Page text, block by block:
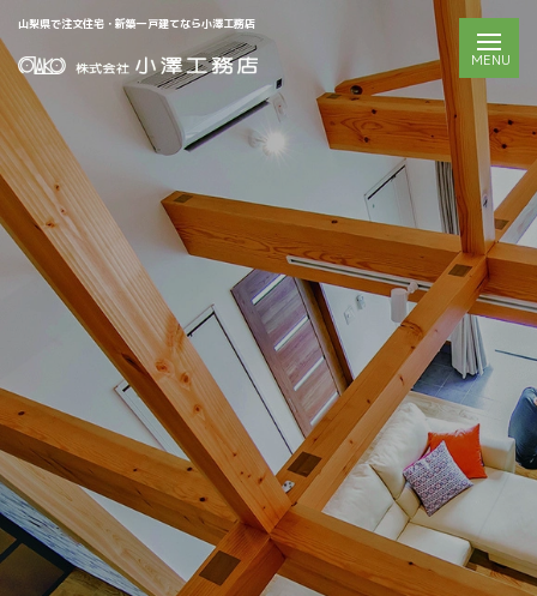
山梨県で注文住宅・新築一戸建てなら小澤工務店